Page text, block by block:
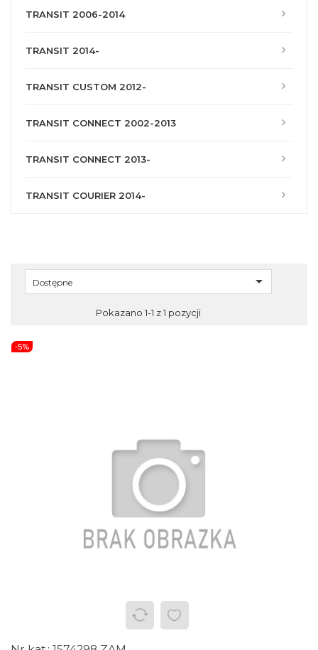
TRANSIT 2006-2014
TRANSIT 2014-
TRANSIT CUSTOM 2012-
TRANSIT CONNECT 2002-2013
TRANSIT CONNECT 2013-
TRANSIT COURIER 2014-
Dostępne 
Pokazano 1-1 z 1 pozycji
-5%